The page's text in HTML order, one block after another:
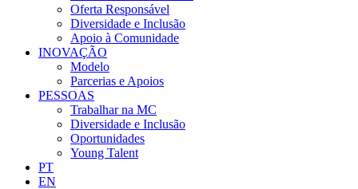
Oferta Responsável
Diversidade e Inclusão
Apoio à Comunidade
INOVAÇÃO
Modelo
Parcerias e Apoios
PESSOAS
Trabalhar na MC
Diversidade e Inclusão
Oportunidades
Young Talent
PT
EN